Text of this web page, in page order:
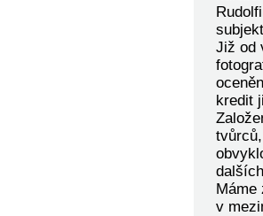
Již od
kredit
Máme
v